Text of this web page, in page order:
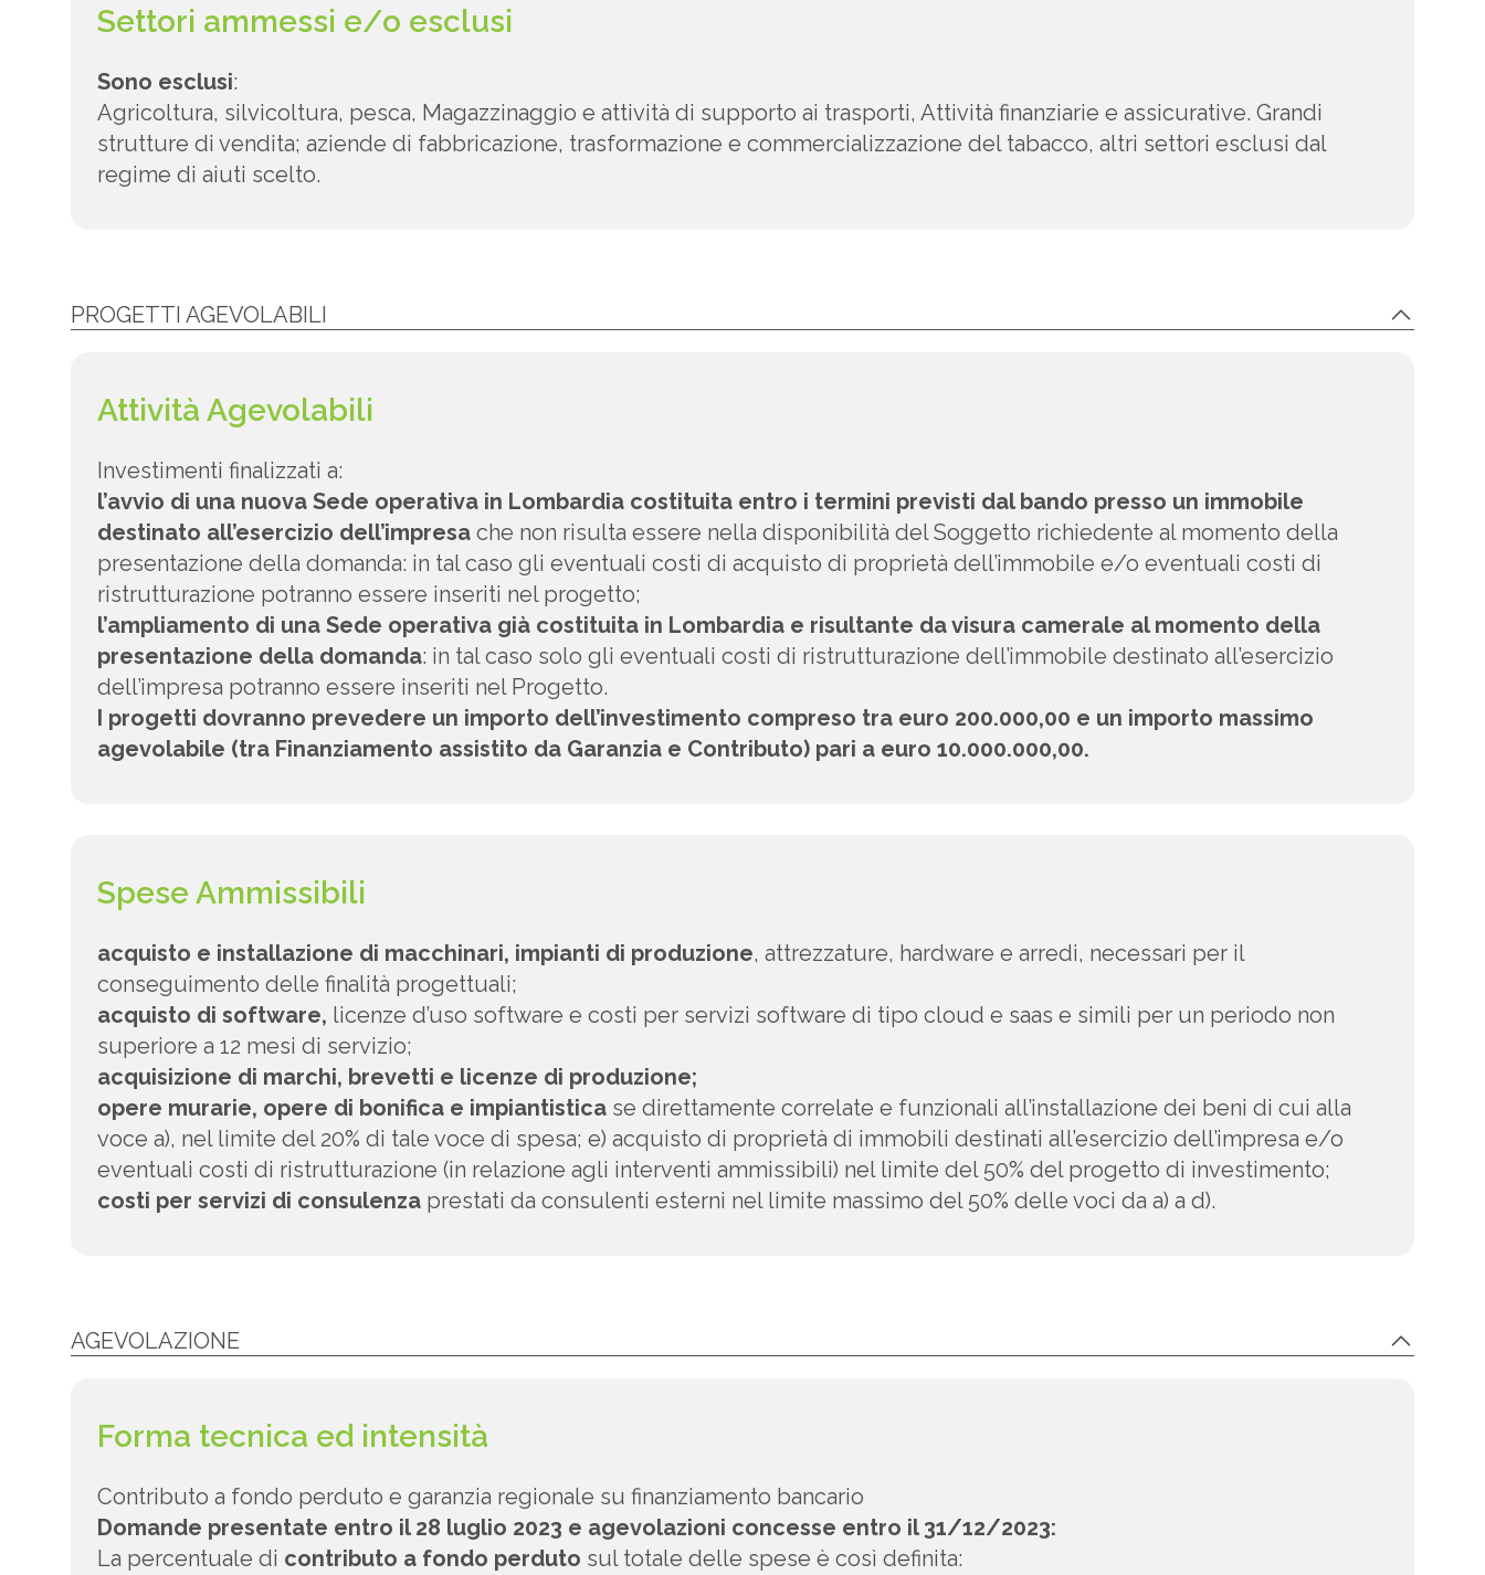
Settori ammessi e/o esclusi
Sono esclusi:
Agricoltura, silvicoltura, pesca, Magazzinaggio e attività di supporto ai trasporti, Attività finanziarie e assicurative. Grandi
strutture di vendita; aziende di fabbricazione, trasformazione e commercializzazione del tabacco, altri settori esclusi dal
regime di aiuti scelto.
PROGETTI AGEVOLABILI
Attività Agevolabili
Investimenti finalizzati a:
l’avvio di una nuova Sede operativa in Lombardia costituita entro i termini previsti dal bando presso un immobile
destinato all’esercizio dell’impresa che non risulta essere nella disponibilità del Soggetto richiedente al momento della
presentazione della domanda: in tal caso gli eventuali costi di acquisto di proprietà dell’immobile e/o eventuali costi di
ristrutturazione potranno essere inseriti nel progetto;
l’ampliamento di una Sede operativa già costituita in Lombardia e risultante da visura camerale al momento della
presentazione della domanda: in tal caso solo gli eventuali costi di ristrutturazione dell’immobile destinato all’esercizio
dell’impresa potranno essere inseriti nel Progetto.
I progetti dovranno prevedere un importo dell’investimento compreso tra euro 200.000,00 e un importo massimo
agevolabile (tra Finanziamento assistito da Garanzia e Contributo) pari a euro 10.000.000,00.
Spese Ammissibili
acquisto e installazione di macchinari, impianti di produzione, attrezzature, hardware e arredi, necessari per il
conseguimento delle finalità progettuali;
acquisto di software, licenze d’uso software e costi per servizi software di tipo cloud e saas e simili per un periodo non
superiore a 12 mesi di servizio;
acquisizione di marchi, brevetti e licenze di produzione;
opere murarie, opere di bonifica e impiantistica se direttamente correlate e funzionali all’installazione dei beni di cui alla
voce a), nel limite del 20% di tale voce di spesa; e) acquisto di proprietà di immobili destinati all’esercizio dell’impresa e/o
eventuali costi di ristrutturazione (in relazione agli interventi ammissibili) nel limite del 50% del progetto di investimento;
costi per servizi di consulenza prestati da consulenti esterni nel limite massimo del 50% delle voci da a) a d).
AGEVOLAZIONE
Forma tecnica ed intensità
Contributo a fondo perduto e garanzia regionale su finanziamento bancario
Domande presentate entro il 28 luglio 2023 e agevolazioni concesse entro il 31/12/2023:
La percentuale di contributo a fondo perduto sul totale delle spese è così definita: